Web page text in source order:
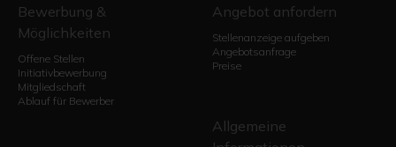
Bewerbung &
Möglichkeiten
Offene Stellen
Initiativbewerbung
Mitgliedschaft
Ablauf für Bewerber
Angebot anfordern
Stellenanzeige aufgeben
Angebotsanfrage
Preise
Allgemeine